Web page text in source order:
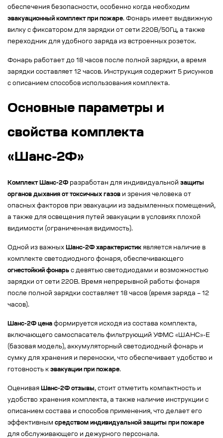
обеспечения безопасности, особенно когда необходим
эвакуационный комплект при пожаре. Фонарь имеет выдвижную
вилку с фиксатором для зарядки от сети 220В/50Гц, а также
переходник для удобного заряда из встроенных розеток.
Фонарь работает до 18 часов после полной зарядки, а время
зарядки составляет 12 часов. Инструкция содержит 5 рисунков
с описанием способов использования комплекта.
Основные параметры и
свойства комплекта
«Шанс-2Ф»
Комплект Шанс-2Ф разработан для индивидуальной защиты
органов дыхания от токсичных газов и зрения человека от
опасных факторов при эвакуации из задымленных помещений,
а также для освещения путей эвакуации в условиях плохой
видимости (ограниченная видимость).
Одной из важных Шанс-2Ф характеристик является наличие в
комплекте светодиодного фонаря, обеспечивающего
огнестойкий фонарь с девятью светодиодами и возможностью
зарядки от сети 220В. Время непрерывной работы фонаря
после полной зарядки составляет 18 часов (время заряда – 12
часов).
Шанс-2Ф цена формируется исходя из состава комплекта,
включающего самоспасатель фильтрующий УФМС «ШАНС»-Е
(базовая модель), аккумуляторный светодиодный фонарь и
сумку для хранения и переноски, что обеспечивает удобство и
готовность к эвакуации при пожаре.
Оценивая Шанс-2Ф отзывы, стоит отметить компактность и
удобство хранения комплекта, а также наличие инструкции с
описанием состава и способов применения, что делает его
эффективным средством индивидуальной защиты при пожаре
для обслуживающего и дежурного персонала.